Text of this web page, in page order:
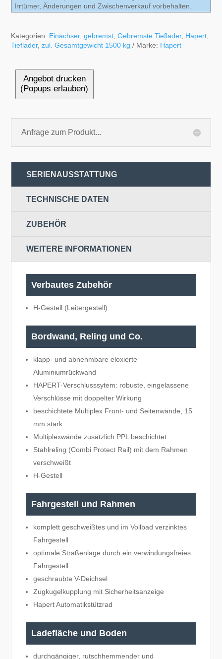
Irrtümer, Änderungen und Zwischenverkauf vorbehalten.
Kategorien: Einachser,gebremst ,Gebremste Tieflader, Hapert
Tieflader,zul. Gesamtgewicht 1500 kg Marke: Hapert
Angebot drucken
(Popups erlauben)
Anfrage zum Produkt...
SERIENAUSSTATTUNG
TECHNISCHE DATEN
ZUBEHÖR
WEITERE INFORMATIONEN
Verbautes Zubehör
H-Gestell (Leitergestell)
Bordwand, Reling und Co.
klapp- und abnehmbare eloxierte
Aluminiumrückwand
HAPERT-Verschlusssytem: robuste, eingelassene
Verschlüsse mit doppelter Wirkung
beschichtete Multiplex Front- und Seitenwände, 15
mm stark
Multiplexwände zusätzlich PPL beschichtet
Stahlreling (Combi Protect Rail) mit dem Rahmen
verschweißt
H-Gestell
Fahrgestell und Rahmen
komplett geschweißtes und im Vollbad verzinktes
Fahrgestell
optimale Straßenlage durch ein verwindungsfreies
Fahrgestell
geschraubte V-Deichsel
Zugkugelkupplung mit Sicherheitsanzeige
Hapert Automatikstützrad
Ladefläche und Boden
durchgängiger, rutschhemmender und